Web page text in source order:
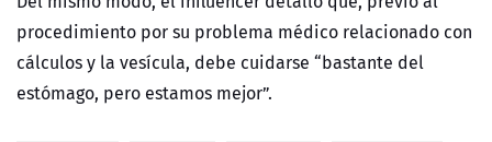
procedimiento por su problema médico relacionado con
cálculos y la vesícula, debe cuidarse “bastante del
estómago, pero estamos mejor”.